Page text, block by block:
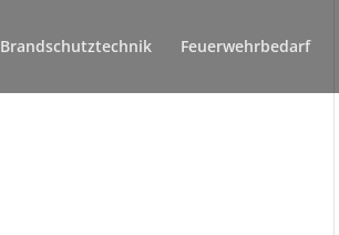
Brandschutztechnik Feuerwehrbedarf